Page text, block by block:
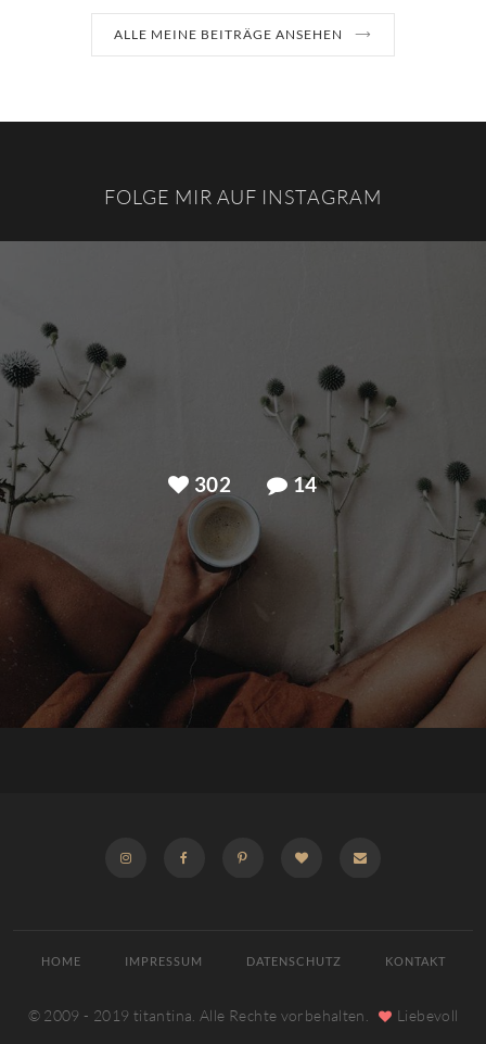
ALLE MEINE BEITRÄGE ANSEHEN
FOLGE MIR AUF INSTAGRAM
302 14
HOME
IMPRESSUM DATENSCHUTZ KONTAKT
© 2009 - 2019 titantina. Alle Rechte vorbehalten. Liebevoll